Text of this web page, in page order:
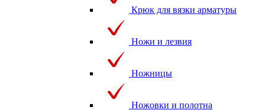
Крюк для вязки арматуры
Ножи и лезвия
Ножницы
Ножовки и полотна